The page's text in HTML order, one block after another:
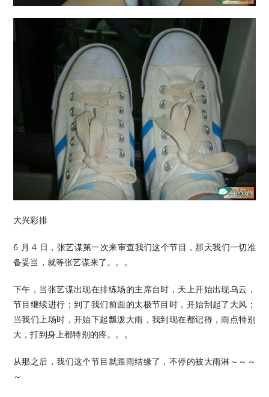
大兴彩排
6 月 4 日，张艺谋第一次来审查我们这个节目，那天我们一切准
备妥当，就等张艺谋来了。。。
下午，当张艺谋出现在排练场的主席台时，天上开始出现乌云，
节目继续进行；到了我们前面的太极节目时，开始刮起了大风；
当我们上场时，开始下起瓢泼大雨，我到现在都记得，雨点特别
大，打到身上都特别的疼。。。
从那之后，我们这个节目就跟雨结缘了，不停的被大雨淋～～～
～